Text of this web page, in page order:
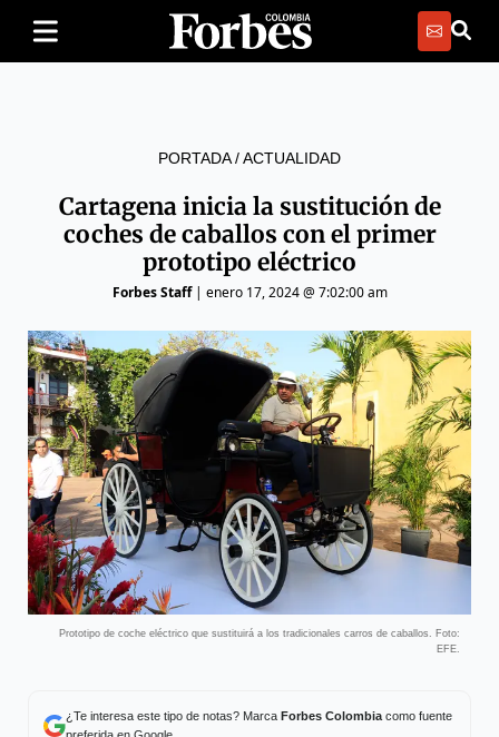
PORTADA/ACTUALIDAD
Cartagena inicia la sustitución de
coches de caballos con el primer
prototipo eléctrico
Forbes Staff| enero 17, 2024 @ 7:02:00 am
Prototipo de coche eléctrico que sustituirá a los tradicionales carros de caballos. Foto:
EFE.
¿Te interesa este tipo de notas? Marca Forbes Colombiacomo fuente